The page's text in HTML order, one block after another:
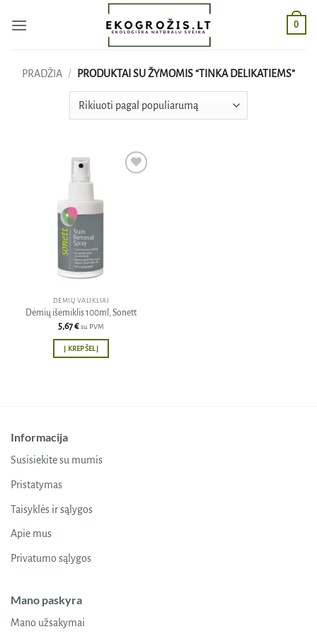
0
PRADŽIA / PRODUKTAI SU ŽYMOMIS “TINKA DELIKATIEMS”
DĖMIŲ VALIKLIAI
Dėmių išėmiklis 100ml, Sonett
5,67€su PVM
Į KREPŠELĮ
Informacija
Susisiekite su mumis
Pristatymas
Taisyklės ir sąlygos
Apie mus
Privatumo sąlygos
Mano paskyra
Mano užsakymai